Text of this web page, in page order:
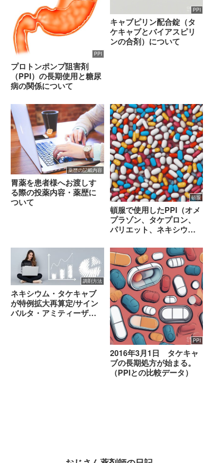
PPI
プロトンポンプ阻害剤
（PPI）の長期使用と糖尿
病の関係について
PPI
キャブピリン配合錠（タ
ケキャブとバイアスピリ
ンの合剤）について
薬歴の記載内容
胃薬を患者様へお渡しす
る際の投薬内容・薬歴に
ついて
頓服
頓服で使用したPPI（オメ
プラゾン、タケプロン、
パリエット、ネキシウ
調剤方法
ネキシウム・タケキャブ
が特例拡大再算定/サイン
バルタ・アミティーザ等
PPI
2016年3月1日 タケキャ
ブの長期処方が始まる。
（PPIとの比較データ）